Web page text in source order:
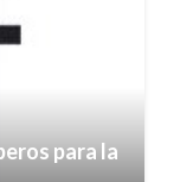
para la